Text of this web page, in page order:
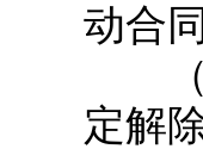
动合
（
定解